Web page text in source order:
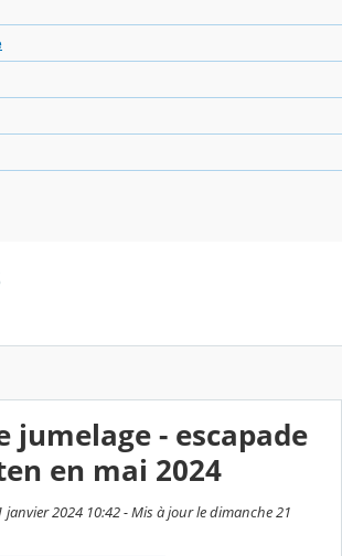
jumelage - escapade
en mai 2024
janvier 2024 10:42 - Mis à jour le dimanche 21